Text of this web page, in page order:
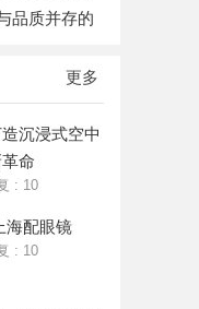
品质并存的
更多
沉浸式空中
命
: 10
海配眼镜
: 10